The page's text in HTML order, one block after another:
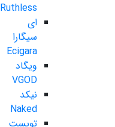
Ruthless
ای
سیگارا
Ecigara
ویگاد
VGOD
نیکد
Naked
تویست